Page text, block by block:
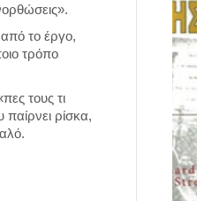
το έργο,
τρόπο
τους τι
ρίσκα,